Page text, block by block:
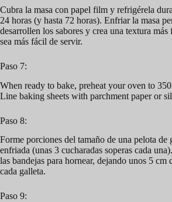
Cubra la masa con papel film y refrigérela
24 horas (y hasta 72 horas). Enfriar la masa
desarrollen los sabores y crea una textura más
sea más fácil de servir.
Paso 7:
When ready to bake, preheat your oven to
Line baking sheets with parchment paper or
Paso 8:
Forme porciones del tamaño de una pelota de
enfriada (unas 3 cucharadas soperas cada
las bandejas para hornear, dejando unos 5 cm
cada galleta.
Paso 9: